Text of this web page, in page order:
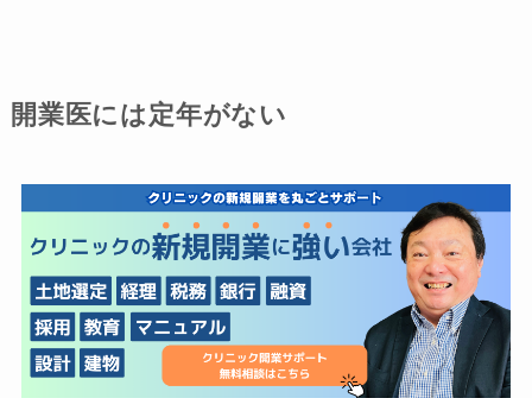
開業医には定年がない